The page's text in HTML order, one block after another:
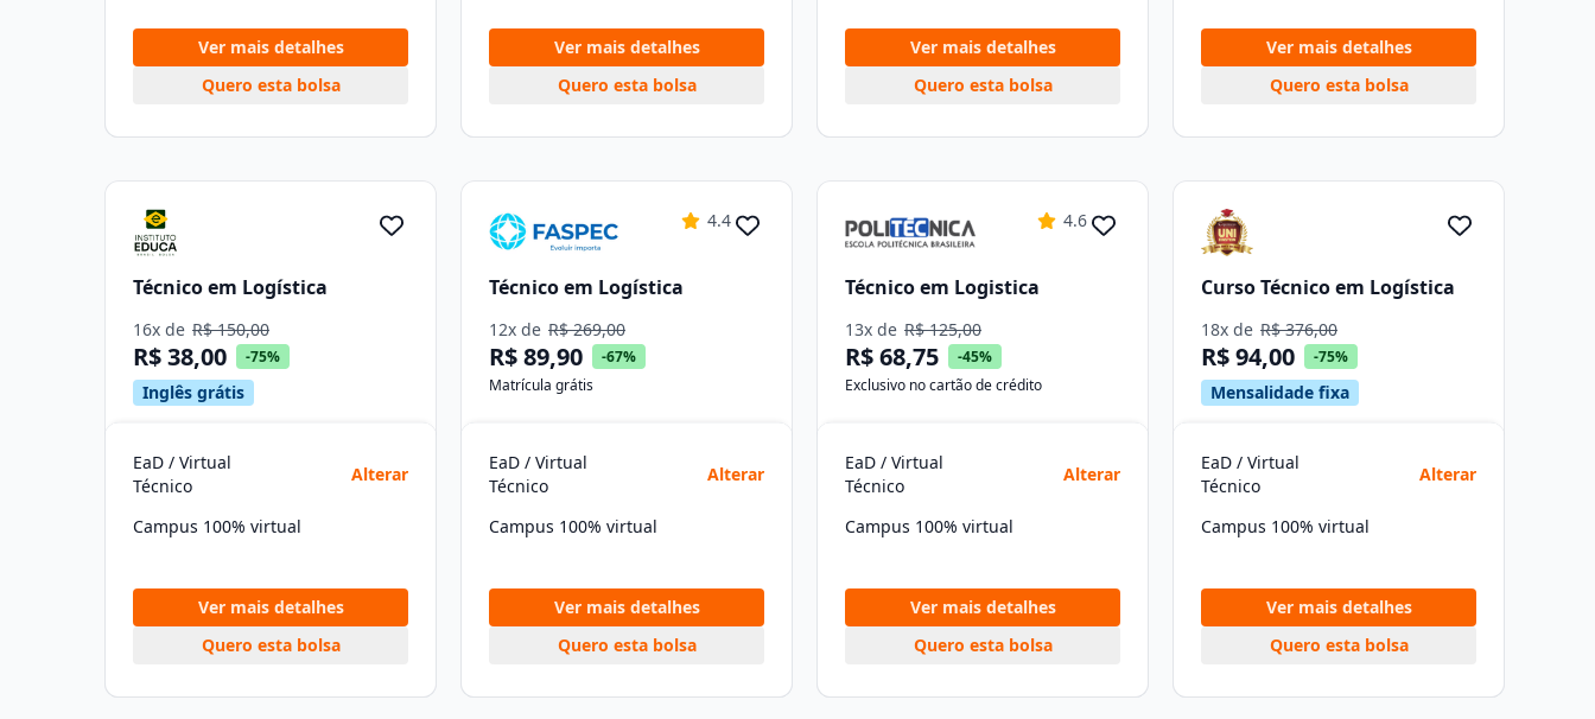
Ver mais detalhes
Quero esta bolsa
Ver mais detalhes
Quero esta bolsa
Ver mais detalhes
Quero esta bolsa
Ver mais detalhes
Quero esta bolsa
Técnico em Logística
16x de R$ 150,00
R$ 38,00 -75%
Inglês grátis
EaD / Virtual
Técnico
Alterar
Campus 100% virtual
Ver mais detalhes
Quero esta bolsa
4.4
Técnico em Logística
12x de R$ 269,00
R$ 89,90
-67%
Matrícula grátis
EaD / Virtual
Técnico
Alterar
Campus 100% virtual
Ver mais detalhes
Quero esta bolsa
4.6
Técnico em Logistica
13x de R$ 125,00
R$ 68,75
-45%
Exclusivo no cartão de crédito
EaD / Virtual
Técnico
Alterar
Campus 100% virtual
Ver mais detalhes
Quero esta bolsa
Curso Técnico em Logística
18x de R$ 376,00
R$ 94,00 -75%
Mensalidade fixa
EaD / Virtual
Técnico
Alterar
Campus 100% virtual
Ver mais detalhes
Quero esta bolsa